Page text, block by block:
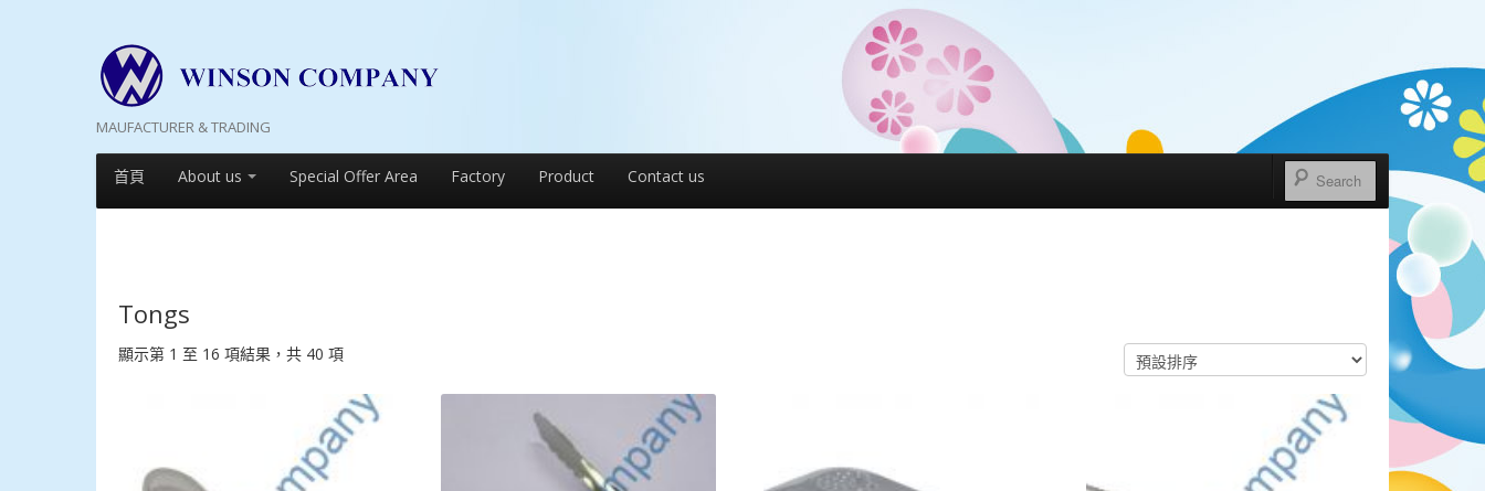
MAUFACTURER & TRADING
首頁 About us Special Offer Area Factory Product Contact us
Tongs
顯示第 1 至 16 項結果，共 40 項